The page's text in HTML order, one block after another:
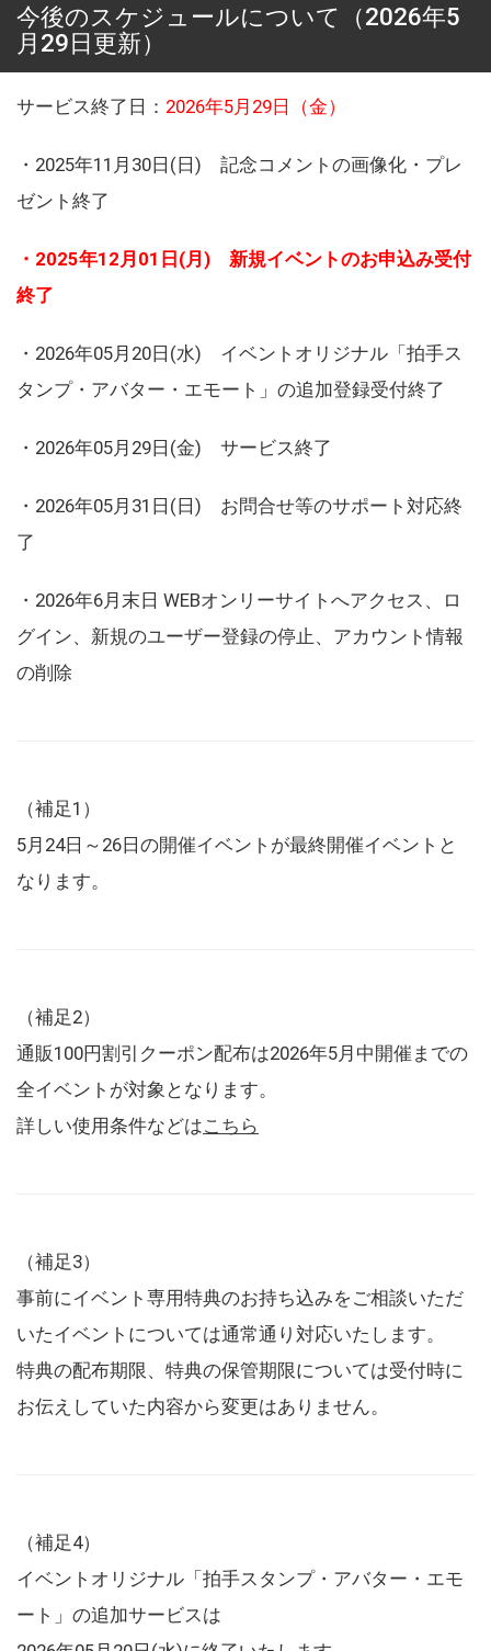
今後のスケジュールについて（2026年5
月29日更新）
サービス終了日： 2026年5月29日（金）
・2025年11月30日(日) 記念コメントの画像化・プレ
ゼント終了
・2025年12月01日(月) 新規イベントのお申込み受付
終了
・2026年05月20日(水) イベントオリジナル「拍手ス
タンプ・アバター・エモート」の追加登録受付終了
・2026年05月29日(金) サービス終了
・2026年05月31日(日) お問合せ等のサポート対応終
了
・2026年6月末日 WEBオンリーサイトへアクセス、ロ
グイン、新規のユーザー登録の停止、アカウント情報
の削除
（補足1）
5月24日～26日の開催イベントが最終開催イベントと
なります。
（補足2）
通販100円割引クーポン配布は2026年5月中開催までの
全イベントが対象となります。
詳しい使用条件などはこちら
（補足3）
事前にイベント専用特典のお持ち込みをご相談いただ
いたイベントについては通常通り対応いたします。
特典の配布期限、特典の保管期限については受付時に
お伝えしていた内容から変更はありません。
（補足4）
イベントオリジナル「拍手スタンプ・アバター・エモ
ート」の追加サービスは